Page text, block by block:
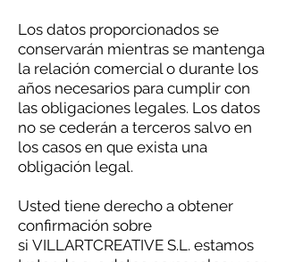
Los datos proporcionados se
conservarán mientras se mantenga
la relación comercial o durante los
años necesarios para cumplir con
las obligaciones legales. Los datos
no se cederán a terceros salvo en
los casos en que exista una
obligación legal.
Usted tiene derecho a obtener
confirmación sobre
si VILLARTCREATIVE S.L. estamos